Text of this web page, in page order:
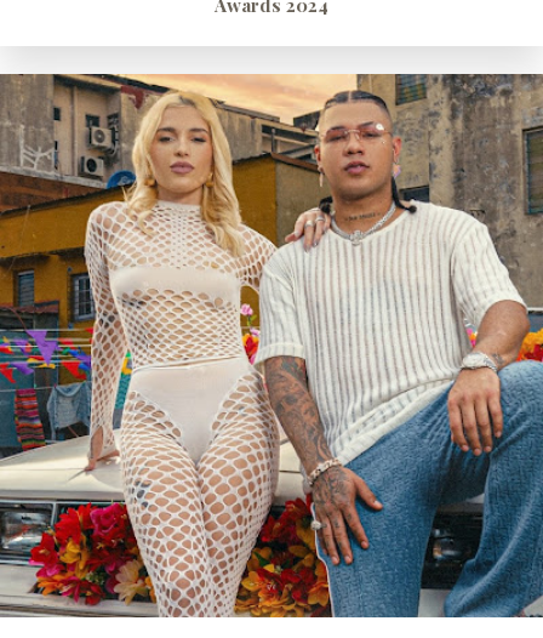
Awards 2024